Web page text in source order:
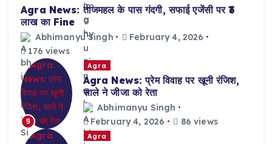
Agra News: ताजमहल के पास गंदगी, सफाई एजेंसी पर ₹3
लाख का Fine
Abhimanyu Singh
February 4, 2026
176 views
9
Agra
Agra News: प्रेम विवाह पर खूनी रंजिश,
साले ने जीजा को रेता
Abhimanyu Singh
February 4, 2026
86 views
Agra